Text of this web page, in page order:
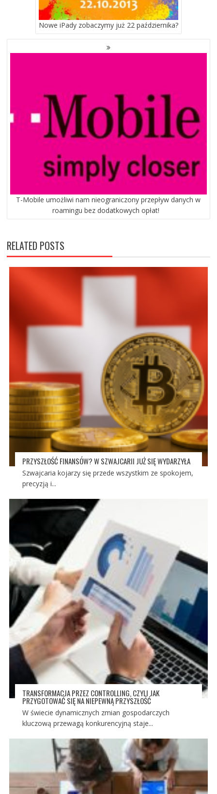
Nowe iPady zobaczymy już 22 października?
T-Mobile umożliwi nam nieograniczony przepływ danych w
roamingu bez dodatkowych opłat!
RELATED POSTS
PRZYSZŁOŚĆ FINANSÓW? W SZWAJCARII JUŻ SIĘ WYDARZYŁA
Szwajcaria kojarzy się przede wszystkim ze spokojem,
precyzją i...
TRANSFORMACJA PRZEZ CONTROLLING, CZYLI JAK
PRZYGOTOWAĆ SIĘ NA NIEPEWNĄ PRZYSZŁOŚĆ
W świecie dynamicznych zmian gospodarczych
kluczową przewagą konkurencyjną staje...